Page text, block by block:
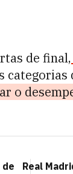
de final,
categorias
o
de
Real